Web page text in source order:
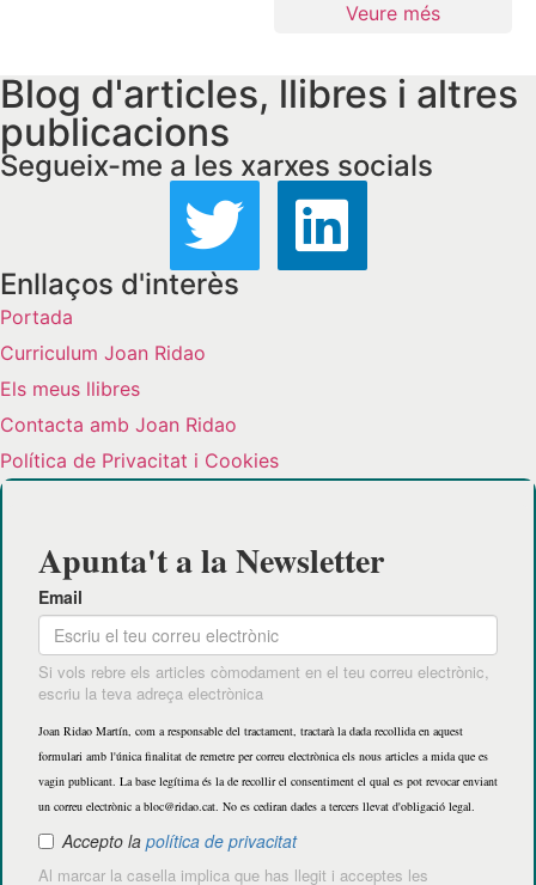
Veure més
Blog d'articles, llibres i altres
publicacions
Segueix-me a les xarxes socials
Enllaços d'interès
Portada
Curriculum Joan Ridao
Els meus llibres
Contacta amb Joan Ridao
Política de Privacitat i Cookies